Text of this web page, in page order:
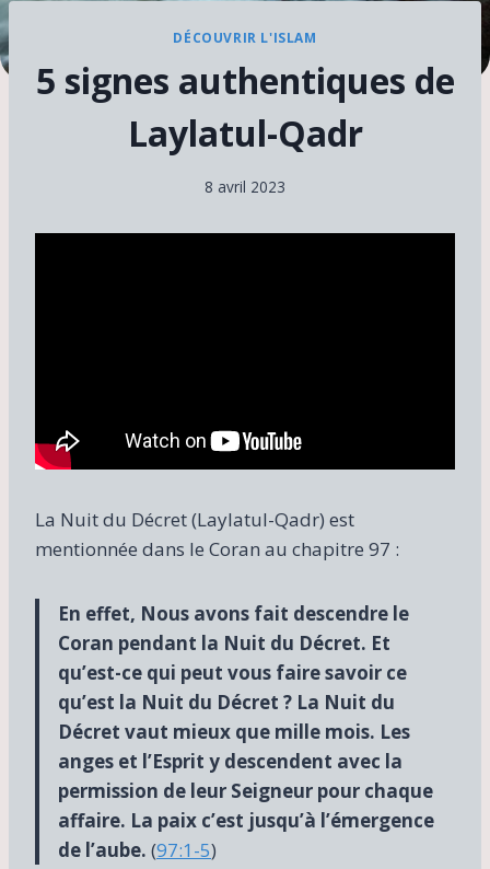
DÉCOUVRIR L'ISLAM
5 signes authentiques de
Laylatul-Qadr
8 avril 2023
La Nuit du Décret (Laylatul-Qadr) est
mentionnée dans le Coran au chapitre 97 :
En effet, Nous avons fait descendre le
Coran pendant la Nuit du Décret. Et
qu’est-ce qui peut vous faire savoir ce
qu’est la Nuit du Décret ? La Nuit du
Décret vaut mieux que mille mois. Les
anges et l’Esprit y descendent avec la
permission de leur Seigneur pour chaque
affaire. La paix c’est jusqu’à l’émergence
de l’aube. (97:1-5)